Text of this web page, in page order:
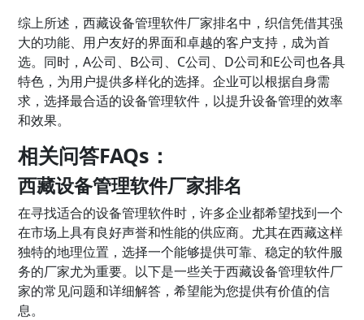
综上所述，西藏设备管理软件厂家排名中，织信凭借其强
大的功能、用户友好的界面和卓越的客户支持，成为首
选。同时，A公司、B公司、C公司、D公司和E公司也各具
特色，为用户提供多样化的选择。企业可以根据自身需
求，选择最合适的设备管理软件，以提升设备管理的效率
和效果。
相关问答FAQs：
西藏设备管理软件厂家排名
在寻找适合的设备管理软件时，许多企业都希望找到一个
在市场上具有良好声誉和性能的供应商。尤其在西藏这样
独特的地理位置，选择一个能够提供可靠、稳定的软件服
务的厂家尤为重要。以下是一些关于西藏设备管理软件厂
家的常见问题和详细解答，希望能为您提供有价值的信
息。